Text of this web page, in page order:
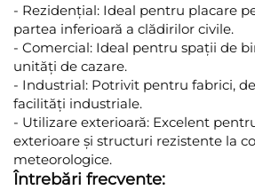
- Rezidențial: Ideal pentru placare
partea inferioară a clădirilor civile.
- Comercial: Ideal pentru spații de
unități de cazare.
- Industrial: Potrivit pentru fabrici,
facilități industriale.
- Utilizare exterioară: Excelent
exterioare și structuri rezistente la
meteorologice.
Întrebări frecvente: